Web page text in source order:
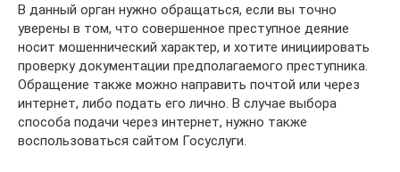
В данный орган нужно обращаться, если вы точно
уверены в том, что совершенное преступное деяние
носит мошеннический характер, и хотите инициировать
проверку документации предполагаемого преступника.
Обращение также можно направить почтой или через
интернет, либо подать его лично. В случае выбора
способа подачи через интернет, нужно также
воспользоваться сайтом Госуслуги.